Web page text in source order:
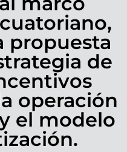
propuesta
de
operación
el modelo